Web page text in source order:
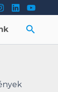
Search